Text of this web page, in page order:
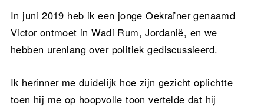
In juni 2019 heb ik een jonge Oekraïner genaamd
Victor ontmoet in Wadi Rum, Jordanië, en we
hebben urenlang over politiek gediscussieerd.
Ik herinner me duidelijk hoe zijn gezicht oplichtte
toen hij me op hoopvolle toon vertelde dat hij